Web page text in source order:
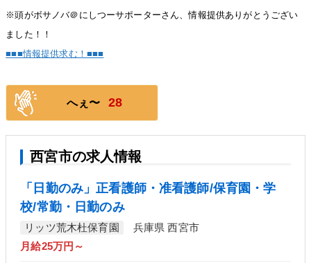
※頭がボサノバ＠にしつーサポーターさん、情報提供ありがとうござい
ました！！
■■■情報提供求む！■■■
へぇ〜 28
西宮市の求人情報
「日勤のみ」正看護師・准看護師/保育園・学
校/常勤・日勤のみ
リッツ荒木杜保育園
兵庫県 西宮市
月給25万円～